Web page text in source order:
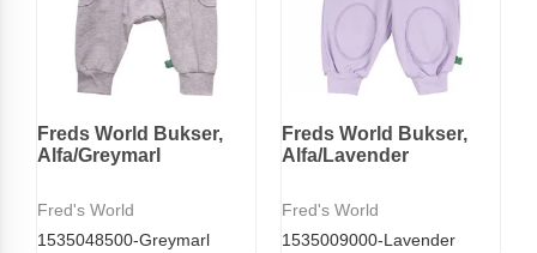
Freds World Bukser,
Alfa/Greymarl
Fred's World
1535048500-Greymarl
Freds World Bukser,
Alfa/Lavender
Fred's World
1535009000-Lavender